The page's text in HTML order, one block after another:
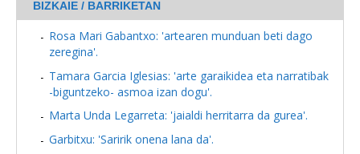
BIZKAIE / BARRIKETAN
Rosa Mari Gabantxo: 'artearen munduan beti dago
zeregina'.
Tamara Garcia Iglesias: 'arte garaikidea eta narratibak
-biguntzeko- asmoa izan dogu'.
Marta Unda Legarreta: 'jaialdi herritarra da gurea'.
Garbitxu: 'Saririk onena lana da'.